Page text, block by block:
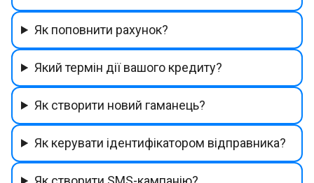
Як поповнити рахунок?
Який термін дії вашого кредиту?
Як створити новий гаманець?
Як керувати ідентифікатором відправника?